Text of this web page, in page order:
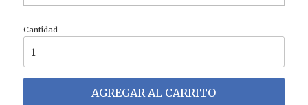
Cantidad
AGREGAR AL CARRITO